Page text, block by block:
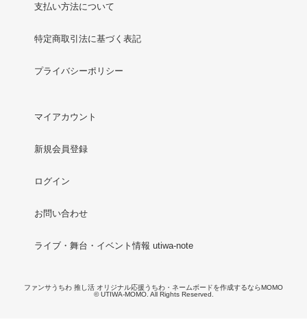
支払い方法について
特定商取引法に基づく表記
プライバシーポリシー
マイアカウント
新規会員登録
ログイン
お問い合わせ
ライブ・舞台・イベント情報 utiwa-note
ファンサうちわ 推し活 オリジナル応援うちわ・ネームボードを作成するならMOMO
© UTIWA-MOMO. All Rights Reserved.